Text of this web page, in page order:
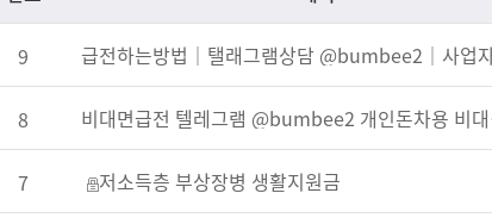
9
8 비대
7 저소득층 부상장병 생활지원금